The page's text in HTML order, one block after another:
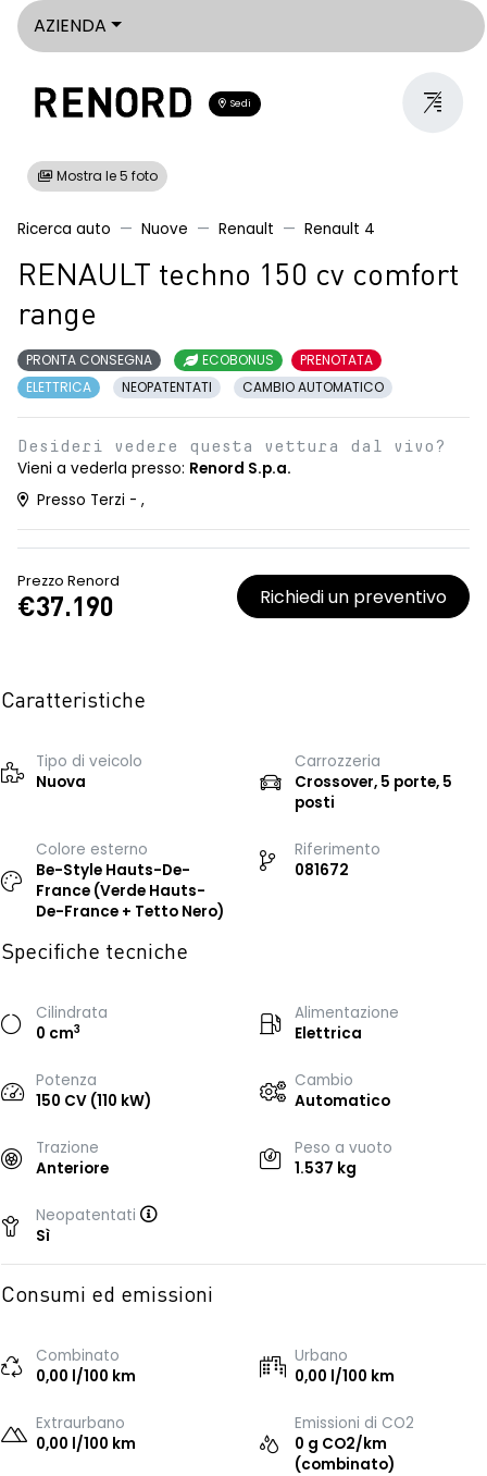
AZIENDA
Sedi
Mostra le 5 foto
Ricerca auto Nuove Renault Renault 4
RENAULT techno 150 cv comfort
range
PRONTA CONSEGNA ECOBONUS
PRENOTATA
ELETTRICA
NEOPATENTATI CAMBIO AUTOMATICO
Desideri vedere questa vettura dal vivo?
Vieni a vederla presso: Renord S.p.a.
Presso Terzi - ,
Prezzo Renord
€37.190 Richiedi un preventivo
Caratteristiche
Tipo di veicolo
Nuova
Carrozzeria
Crossover, 5 porte, 5
posti
Colore esterno
Be-Style Hauts-De-
France (Verde Hauts-
De-France + Tetto Nero)
Riferimento
081672
Specifiche tecniche
Cilindrata
0 cm3
Alimentazione
Elettrica
Potenza
150 CV (110 kW)
Cambio
Automatico
Trazione
Anteriore
Peso a vuoto
1.537 kg
Neopatentati
Sì
Consumi ed emissioni
Combinato
0,00 l/100 km
Urbano
0,00 l/100 km
Extraurbano
0,00 l/100 km
Emissioni di CO2
0 g CO2/km
(combinato)